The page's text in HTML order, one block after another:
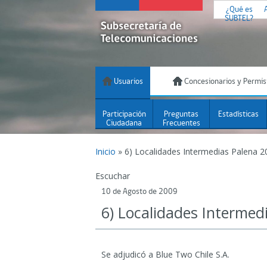
¿Qué es
SUBTEL?
Usuarios Concesionarios y
Participación
Ciudadana
Preguntas
Frecuentes
Estadísticas
Inicio » 6) Localidades Intermedias Palena
Escuchar
10 de Agosto de 2009
6) Localidades
Se adjudicó a Blue Two Chile S.A.